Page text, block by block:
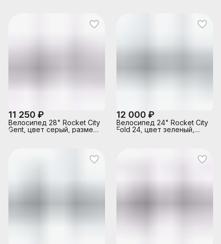
11 250 ₽
Велосипед 28" Rocket City
Gent, цвет серый, размер
12 000 ₽
Велосипед 24" Rocket City
Fold 24, цвет зеленый,